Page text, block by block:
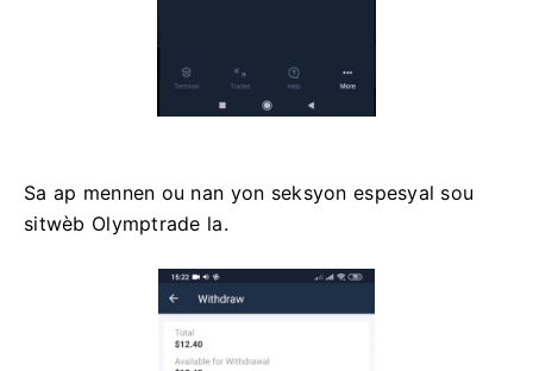
Sa ap mennen ou nan yon seksyon espesyal sou
sitwèb Olymptrade la.